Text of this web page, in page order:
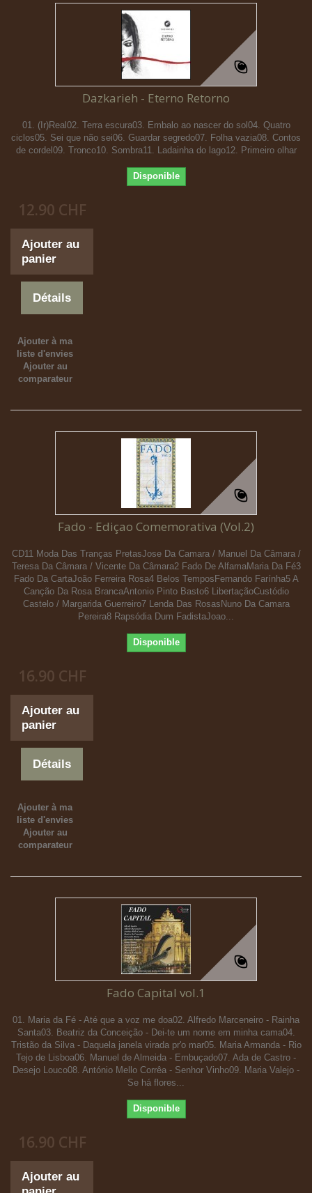
Dazkarieh - Eterno Retorno
01. (Ir)Real02. Terra escura03. Embalo ao nascer do sol04. Quatro
ciclos05. Sei que não sei06. Guardar segredo07. Folha vazia08. Contos
de cordel09. Tronco10. Sombra11. Ladainha do lago12. Primeiro olhar
Disponible
12.90 CHF
Ajouter au
panier
Détails
Ajouter à ma
liste d'envies
Ajouter au
comparateur
Fado - Ediçao Comemorativa (Vol.2)
CD11 Moda Das Tranças PretasJose Da Camara / Manuel Da Câmara /
Teresa Da Câmara / Vicente Da Câmara2 Fado De AlfamaMaria Da Fé3
Fado Da CartaJoão Ferreira Rosa4 Belos TemposFernando Farínha5 A
Canção Da Rosa BrancaAntonio Pinto Basto6 LibertaçãoCustódio
Castelo / Margarida Guerreiro7 Lenda Das RosasNuno Da Camara
Pereira8 Rapsódia Dum FadistaJoao...
Disponible
16.90 CHF
Ajouter au
panier
Détails
Ajouter à ma
liste d'envies
Ajouter au
comparateur
Fado Capital vol.1
01. Maria da Fé - Até que a voz me doa02. Alfredo Marceneiro - Rainha
Santa03. Beatriz da Conceição - Dei-te um nome em minha cama04.
Tristão da Silva - Daquela janela virada pr'o mar05. Maria Armanda - Rio
Tejo de Lisboa06. Manuel de Almeida - Embuçado07. Ada de Castro -
Desejo Louco08. António Mello Corrêa - Senhor Vinho09. Maria Valejo -
Se há flores...
Disponible
16.90 CHF
Ajouter au